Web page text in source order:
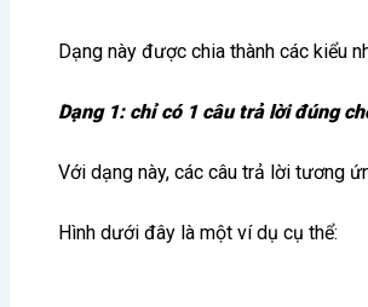
Dạng này được chia thành các kiểu
Dạng 1: chỉ có 1 câu trả lời đúng
Với dạng này, các câu trả lời tương
Hình dưới đây là một ví dụ cụ thể: